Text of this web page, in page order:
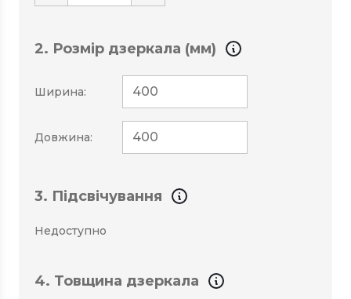
2. Розмір дзеркала (мм)
Ширина:
Довжина:
3. Підсвічування
Недоступно
4. Товщина дзеркала